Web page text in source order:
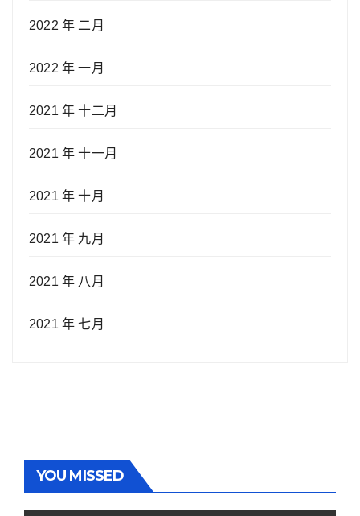
2022 年 二月
2022 年 一月
2021 年 十二月
2021 年 十一月
2021 年 十月
2021 年 九月
2021 年 八月
2021 年 七月
YOU MISSED